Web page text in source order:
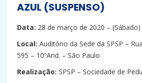
AZUL (SUSPENSO)
Data: 28 de março de 2020 –
Local: Auditório da Sede da SPSP –
595 – 10ºAnd. – São Paulo
Realização: SPSP – Sociedade de